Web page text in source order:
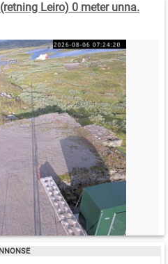
Leiro) 0 meter unna.